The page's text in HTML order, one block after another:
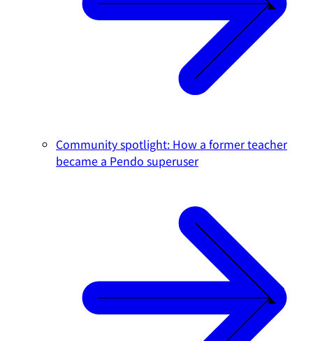
Community spotlight: How a former teacher
became a Pendo superuser